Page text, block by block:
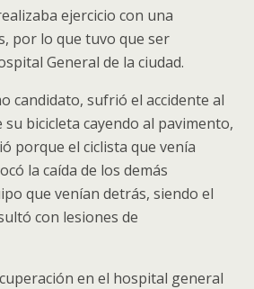
ejercicio con una
por lo que tuvo que ser
General de la ciudad.
candidato, sufrió el accidente al
bicicleta cayendo al pavimento,
porque el ciclista que venía
la caída de los demás
que venían detrás, siendo el
con lesiones de
en el hospital general